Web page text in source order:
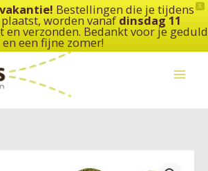
X
Bestellingen die je tijdens
worden vanaf dinsdag 11
en verzonden. Bedankt voor je geduld
en een fijne zomer!